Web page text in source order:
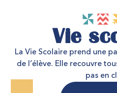
Vie sc
La Vie Scolaire prend une
de l’élève. Elle recouvre
pas en